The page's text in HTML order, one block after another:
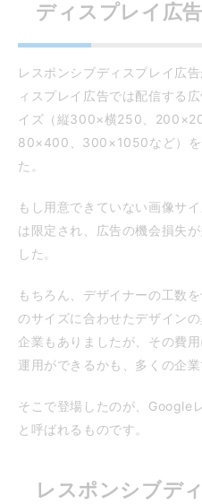
ディスプレイ広
レスポンシブディスプレイ広
ィスプレイ広告では配信する
イズ（縦300×横250、
80×400、300×1050など）を
た。
もし用意できていない画像サ
は限定され、広告の機会損失
した。
もちろん、デザイナーの工数
のサイズに合わせたデザイン
企業もありましたが、その費
運用ができるかも、多くの企
そこで登場したのが、Google
と呼ばれるものです。
レスポンシブデ